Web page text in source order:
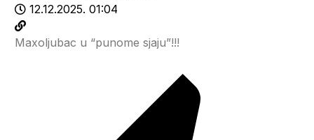
12.12.2025. 01:04
Maxoljubac u “punome sjaju”!!!